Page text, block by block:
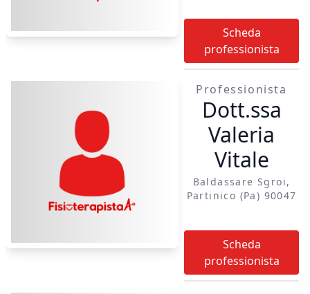
Scheda
professionista
Professionista
Dott.ssa
Valeria
Vitale
Baldassare Sgroi,
Partinico (pa) 90047
Scheda
professionista